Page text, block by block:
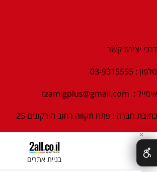
דרכי יצירת קשר
טלפון : 03-9315555
אימייל : tzamigplus@gmail.com
כתובת חברה : פתח תקווה רחוב הירקונים 25
בניית אתרים
✕